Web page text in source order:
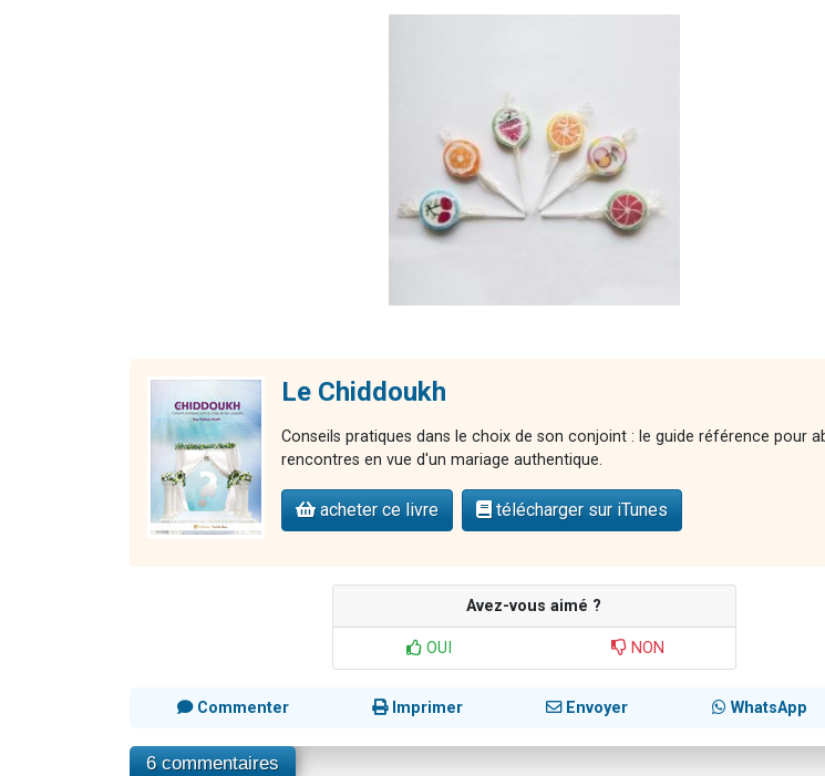
Le Chiddoukh
Conseils pratiques dans le choix de son conjoint : le guide référence pour
rencontres en vue d'un mariage authentique.
acheter ce livre télécharger sur iTunes
Avez-vous aimé ?
OUI NON
Commenter Imprimer Envoyer WhatsApp
6 commentaires